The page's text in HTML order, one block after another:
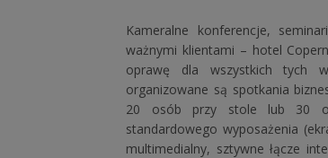
Kameralne konferencje,
ważnymi klientami – hotel
oprawę dla wszystkich tych
organizowane są spotkania
20 osób przy stole lub 30
standardowego wyposażenia
multimedialny, sztywne łącze